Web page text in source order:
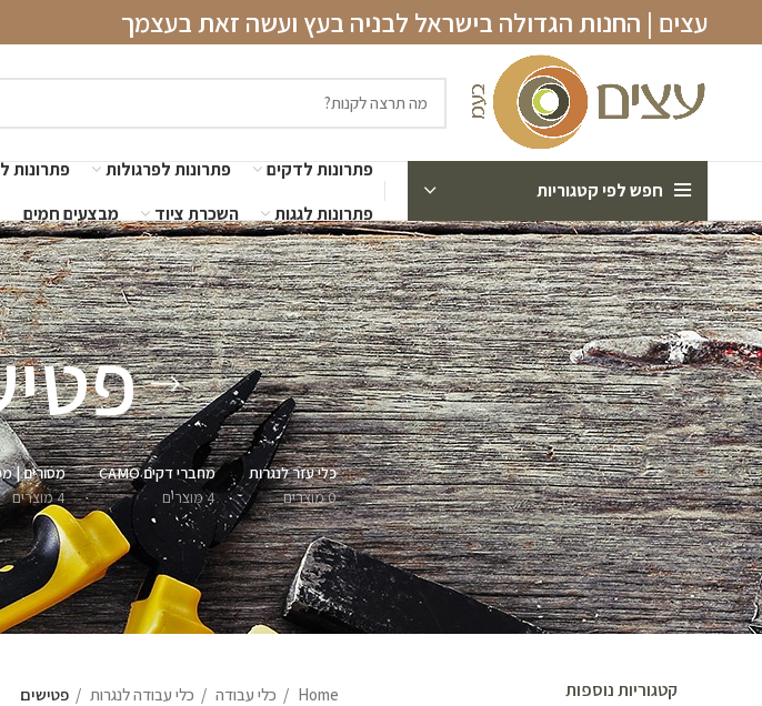
עצים | החנות הגדולה בישראל לבניה בעץ ועשה זאת בעצמך
חפש לפי קטגוריות
פתרונות לדקים פתרונות לפרגולות
פתרונות
פתרונות לגגות
השכרת ציוד מבצעים חמים
כלי עזר לנגרות
0 מוצרים
מחברי דקים CAMO
4 מוצרים
מסורים |
4 מוצרים
קטגוריות נוספות Home כלי עבודה כלי עבודה לנגרות פטישים